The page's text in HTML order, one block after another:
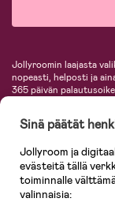
Jollyroomin laajasta
nopeasti, helposti ja
365 päivän
lastentarvikkeita sekä
KidKraft, Ergobaby,
Tervetuloa
verkkokauppaan!
Sinä päätät
Jollyroom ja
evästeitä tällä
toiminnalle
valinnaisia: